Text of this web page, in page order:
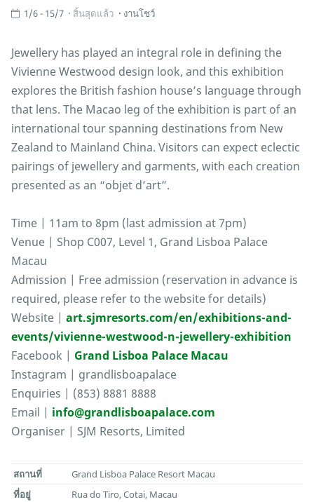
1/6 - 15/7 สิ้นสุดแล้ว งานโชว์
Jewellery has played an integral role in defining the
Vivienne Westwood design look, and this exhibition
explores the British fashion house’s language through
that lens. The Macao leg of the exhibition is part of an
international tour spanning destinations from New
Zealand to Mainland China. Visitors can expect eclectic
pairings of jewellery and garments, with each creation
presented as an “objet d’art”.
Time | 11am to 8pm (last admission at 7pm)
Venue | Shop C007, Level 1, Grand Lisboa Palace
Macau
Admission | Free admission (reservation in advance is
required, please refer to the website for details)
Website | art.sjmresorts.com/en/exhibitions-and-
events/vivienne-westwood-n-jewellery-exhibition
Facebook | Grand Lisboa Palace Macau
Instagram | grandlisboapalace
Enquiries | (853) 8881 8888
Email | info@grandlisboapalace.com
Organiser | SJM Resorts, Limited
สถานที่
Grand Lisboa Palace Resort Macau
ที่อยู่
Rua do Tiro, Cotai, Macau